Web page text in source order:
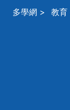
多學網 > 教育